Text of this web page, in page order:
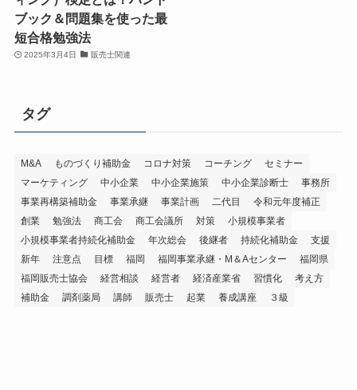
ブック＆問題集を使った最
短合格勉強法
2025年3月4日 販売士関連
タグ
M&A ものづくり補助金 コロナ対策 コーチング
セミナー
マーケティング
中小企業 中小企業施策 中小企業診断士
事務所
事業再構築補助金
事業承継 事業計画 二代目
令和元年度補正
創業
勉強法 商工会 商工会議所 対策
小規模事業者
小規模事業者持続化補助金
年次総会 後継者 持続化補助金
支援
新年
注意点 目標 福岡 福岡事業承継・M＆Aセンター
福岡県
福岡販売士協会
経営相談 経営者 経済産業省 習慣化
考え方
補助金
調剤薬局 講師 販売士 起業 養成講座 ３級